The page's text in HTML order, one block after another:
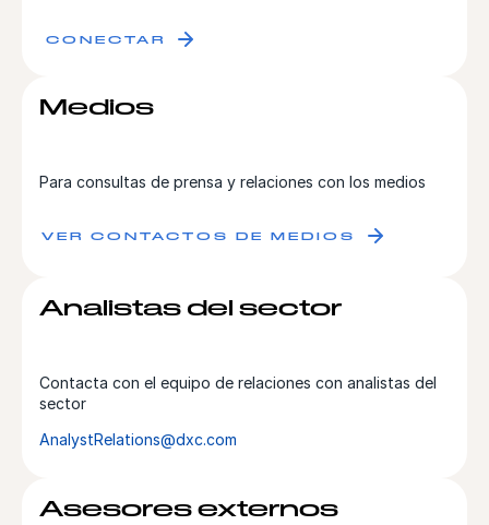
CONECTAR
Medios
Para consultas de prensa y relaciones con los medios
VER CONTACTOS DE MEDIOS
Analistas del sector
Contacta con el equipo de relaciones con analistas del
sector
AnalystRelations@dxc.com
Asesores externos